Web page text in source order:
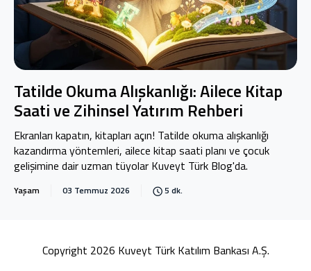
Tatilde Okuma Alışkanlığı: Ailece Kitap
Saati ve Zihinsel Yatırım Rehberi
Ekranları kapatın, kitapları açın! Tatilde okuma alışkanlığı
kazandırma yöntemleri, ailece kitap saati planı ve çocuk
gelişimine dair uzman tüyolar Kuveyt Türk Blog'da.
Yaşam 03 Temmuz 2026 5 dk.
Copyright 2026 Kuveyt Türk Katılım Bankası A.Ş.